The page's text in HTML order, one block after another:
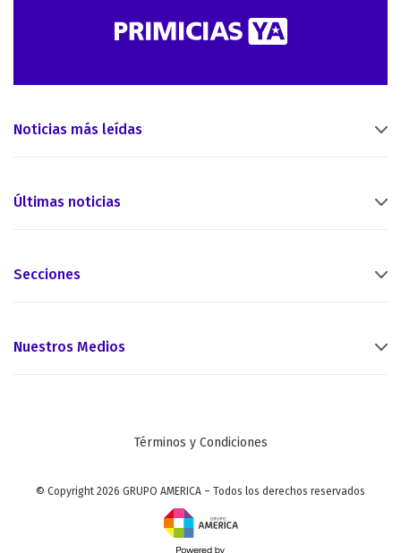
Noticias más leídas
Últimas noticias
Secciones
Nuestros Medios
Términos y Condiciones
© Copyright 2026 GRUPO AMERICA – Todos los derechos reservados